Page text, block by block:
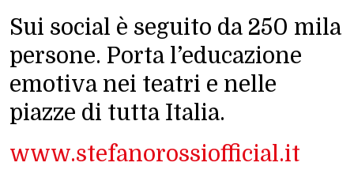
Sui social è seguito da 250 mila
persone. Porta l’educazione
emotiva nei teatri e nelle
piazze di tutta Italia.
www.stefanorossiofficial.it